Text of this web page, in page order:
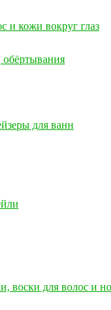
и кожи вокруг глаз
для ванн
воски для волос и